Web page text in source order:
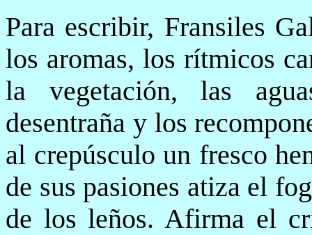
Para escribir, Fransiles
los aromas, los rítmicos
la vegetación, las
desentraña y los
al crepúsculo un fresco
de sus pasiones atiza el
de los leños. Afirma el